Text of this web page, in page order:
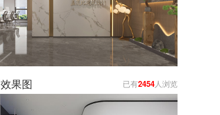
果图 已有2454人浏览